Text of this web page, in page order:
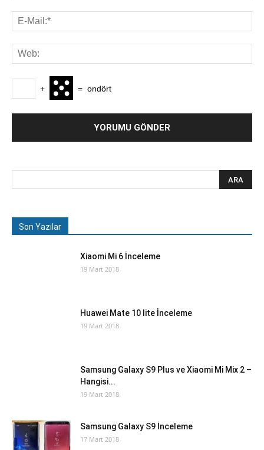
+ = ondört
Son Yazılar
Xiaomi Mi 6 İnceleme
19 Mart 2018
Huawei Mate 10 lite İnceleme
19 Mart 2018
Samsung Galaxy S9 Plus ve Xiaomi Mi Mix 2 –
Hangisi...
19 Mart 2018
Samsung Galaxy S9 İnceleme
17 Mart 2018